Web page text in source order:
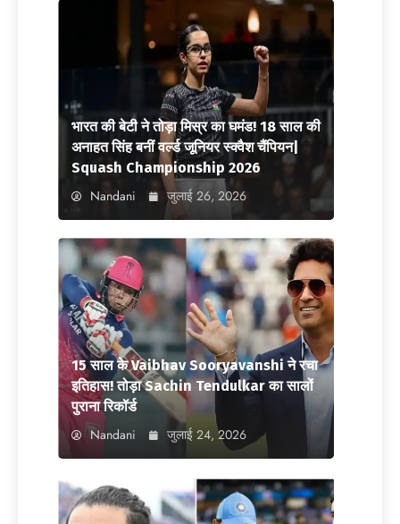
भारत की बेटी ने तोड़ा मिस्र का घमंड! 18 साल की
अनाहत सिंह बनीं वर्ल्ड जूनियर स्क्वैश चैंपियन|
Squash Championship 2026
Nandani जुलाई 26, 2026
15 साल के Vaibhav Sooryavanshi ने रचा
इतिहास! तोड़ा Sachin Tendulkar का सालों
पुराना रिकॉर्ड
Nandani जुलाई 24, 2026